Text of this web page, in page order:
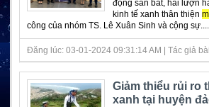
động săn bắt, hái lượn
kinh tế xanh thân thiện
công của nhóm TS. Lê Xuân Sinh và cộng sự....
Đăng lúc: 03-01-2024 09:31:14 AM | Tác giả
Giảm thiểu rủi ro
xanh tại huyện